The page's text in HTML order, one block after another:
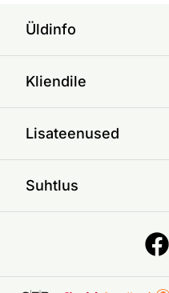
Üldinfo
Kliendile
Lisateenused
Suhtlus